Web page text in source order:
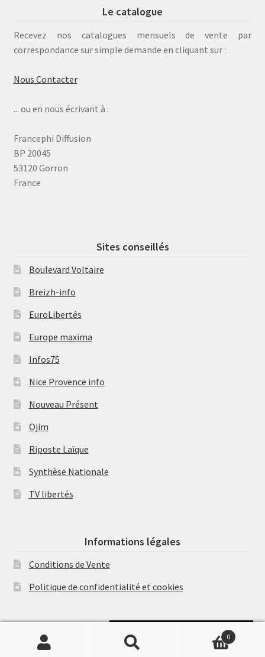
Le catalogue
Recevez nos catalogues mensuels de vente par
correspondance sur simple demande en cliquant sur :
Nous Contacter
... ou en nous écrivant à :
Francephi Diffusion
BP 20045
53120 Gorron
France
Sites conseillés
Boulevard Voltaire
Breizh-info
EuroLibertés
Europe maxima
Infos75
Nice Provence info
Nouveau Présent
Ojim
Riposte Laïque
Synthèse Nationale
TV libertés
Informations légales
Conditions de Vente
Politique de confidentialité et cookies
Recherche
Recherche
0
Soutenir Philippe Randa